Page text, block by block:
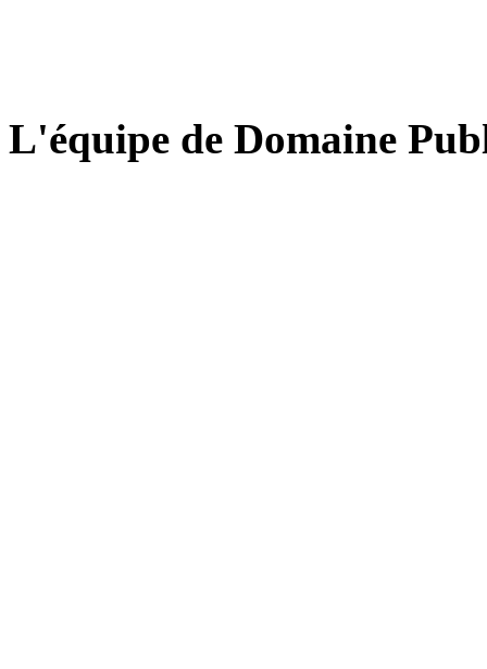
L'équipe de Domaine